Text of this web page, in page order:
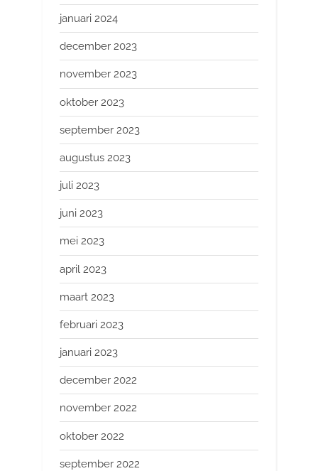
januari 2024
december 2023
november 2023
oktober 2023
september 2023
augustus 2023
juli 2023
juni 2023
mei 2023
april 2023
maart 2023
februari 2023
januari 2023
december 2022
november 2022
oktober 2022
september 2022